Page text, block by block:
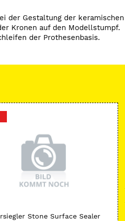
der Gestaltung der keramischen
Kronen auf den Modellstumpf.
der Prothesenbasis.
Stone Surface Sealer